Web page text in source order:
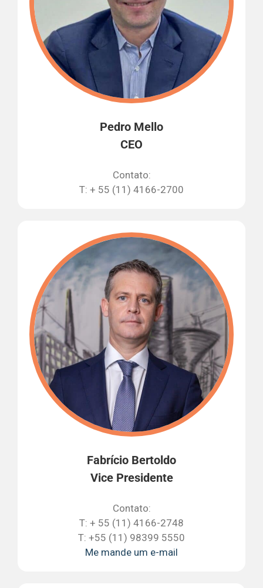
Pedro Mello
CEO
Contato:
T: + 55 (11) 4166-2700
Fabrício Bertoldo
Vice Presidente
Contato:
T: + 55 (11) 4166-2748
T: +55 (11) 98399 5550
Me mande um e-mail